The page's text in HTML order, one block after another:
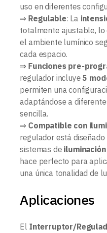
uso en diferentes
⇒ Regulable: La
totalmente ajustable,
el ambiente lumínico
cada espacio.
⇒ Funciones pre-
regulador incluye5
permiten una
adaptándose a
sencilla.
⇒ Compatible con
regulador está
sistemas de
hace perfecto para
una única tonalidad de
Aplicaciones
El Interruptor/